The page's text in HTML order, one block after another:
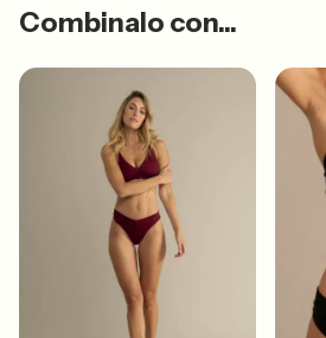
Combinalo con...